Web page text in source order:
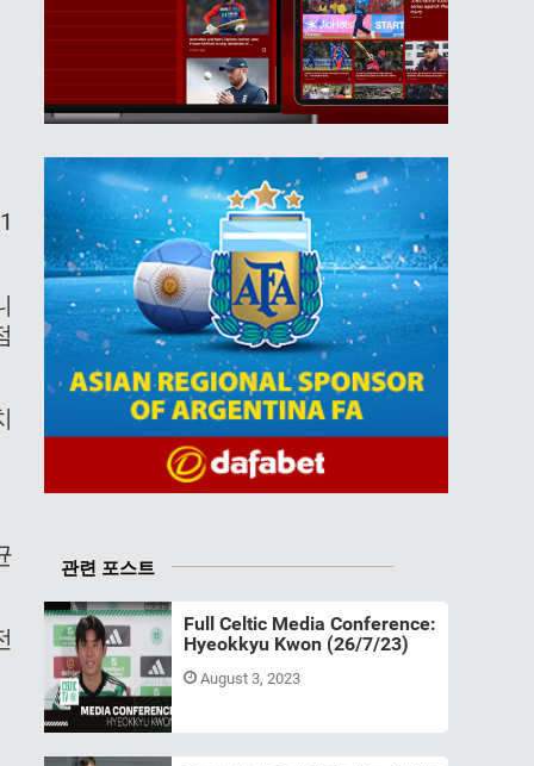
관련 포스트
Full Celtic Media Conference:
Hyeokkyu Kwon (26/7/23)
August 3, 2023